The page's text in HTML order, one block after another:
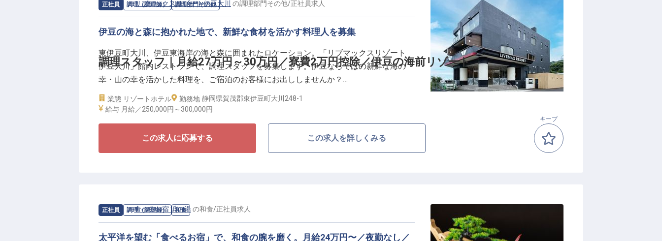
■産休・育休取得実績多数(女性100%取得、男性取得実績多数)
宿泊部門だけでなく、フロント、予約、レストラン、ドッグパーク、スパなど館内コンテ
て整えていただきます。決まった運営に入るのではなく、開業期だからこそ、自分たちの
判断や行動がこのホテルの文化やサービス基準になっていく。社割(自社運営レストラ
ン・ホテル)、昇給査定年2回(5月・11月)、交通費月3万円まで支給。
正社員 調理（調理師） 調理部門その他
調理スタッフ｜月給27万円～30万円／寮費2万円控除／伊豆の海前リゾート
求人情報：リブマックスリゾート伊豆大川 の調理部門その他/正社員求人
伊豆の海と森に抱かれた地で、新鮮な食材を活かす料理人を募集
東伊豆町大川、伊豆東海岸の海と森に囲まれたロケーション。「リブマックスリゾート
伊豆大川」館内レストランで、調理スタッフを募集します。伊豆ならではの新鮮な海の
幸・山の幸を活かした料理を、ご宿泊のお客様にお出ししませんか？
調理補助としての食器洗いや仕込みからスタートし、副料理長・料理長候補までステップ
柔軟にご相談可能です。
■経験者は副料理長・料理長候補としても歓迎
《安定企業ならでは！働きやすさを追求したサポート体制》
業態 リゾートホテル 勤務地 静岡県賀茂郡東伊豆町大川248-1
給与 月給／250,000円～ 300,000円
この求人に応募する この求人を詳しくみる
キープ
正社員 調理（調理師） 和食
求人情報：食べるお宿 浜の湯の和食/正社員求人
太平洋を望む「食べるお宿」で、和食の腕を磨く。月給24万円〜／夜勤なし／